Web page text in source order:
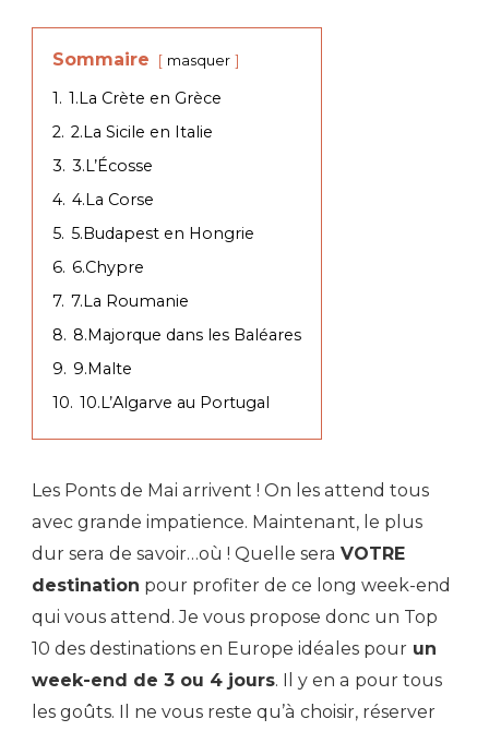
Sommaire masquer
1. 1.La Crète en Grèce
2. 2.La Sicile en Italie
3. 3.L’Écosse
4. 4.La Corse
5. 5.Budapest en Hongrie
6. 6.Chypre
7. 7.La Roumanie
8. 8.Majorque dans les Baléares
9. 9.Malte
10. 10.L’Algarve au Portugal
Les Ponts de Mai arrivent ! On les attend tous
avec grande impatience. Maintenant, le plus
dur sera de savoir…où ! Quelle sera VOTRE
destination pour profiter de ce long week-end
qui vous attend. Je vous propose donc un Top
10 des destinations en Europe idéales pour un
week-end de 3 ou 4 jours. Il y en a pour tous
les goûts. Il ne vous reste qu’à choisir, réserver